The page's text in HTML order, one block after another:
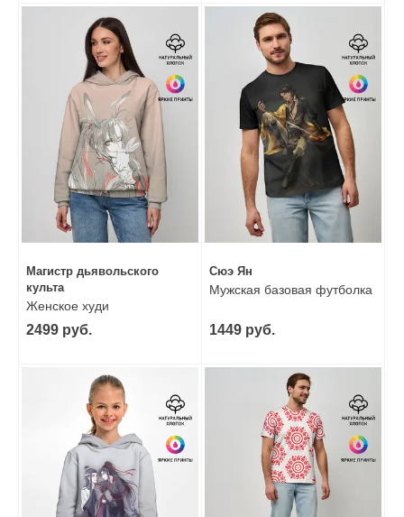
Магистр дьявольского
культа
Женское худи
2499 руб.
Сюэ Ян
Мужская базовая футболка
1449 руб.